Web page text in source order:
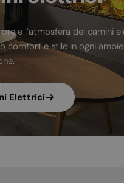
e l’atmosfera dei camini
comfort e stile in ogni
Elettrici